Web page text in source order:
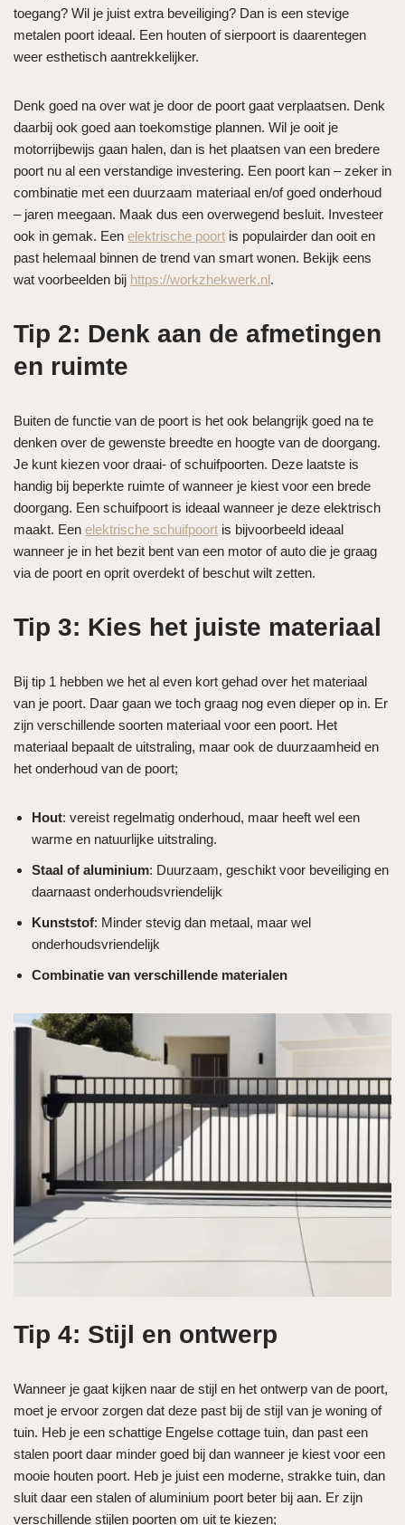
toegang? Wil je juist extra beveiliging? Dan is een stevige
metalen poort ideaal. Een houten of sierpoort is daarentegen
weer esthetisch aantrekkelijker.
Denk goed na over wat je door de poort gaat verplaatsen. Denk
daarbij ook goed aan toekomstige plannen. Wil je ooit je
motorrijbewijs gaan halen, dan is het plaatsen van een bredere
poort nu al een verstandige investering. Een poort kan – zeker in
combinatie met een duurzaam materiaal en/of goed onderhoud
– jaren meegaan. Maak dus een overwegend besluit. Investeer
ook in gemak. Een elektrische poort is populairder dan ooit en
past helemaal binnen de trend van smart wonen. Bekijk eens
wat voorbeelden bij https://workzhekwerk.nl.
Tip 2: Denk aan de afmetingen
en ruimte
Buiten de functie van de poort is het ook belangrijk goed na te
denken over de gewenste breedte en hoogte van de doorgang.
Je kunt kiezen voor draai- of schuifpoorten. Deze laatste is
handig bij beperkte ruimte of wanneer je kiest voor een brede
doorgang. Een schuifpoort is ideaal wanneer je deze elektrisch
maakt. Een elektrische schuifpoort is bijvoorbeeld ideaal
wanneer je in het bezit bent van een motor of auto die je graag
via de poort en oprit overdekt of beschut wilt zetten.
Tip 3: Kies het juiste materiaal
Bij tip 1 hebben we het al even kort gehad over het materiaal
van je poort. Daar gaan we toch graag nog even dieper op in. Er
zijn verschillende soorten materiaal voor een poort. Het
materiaal bepaalt de uitstraling, maar ook de duurzaamheid en
het onderhoud van de poort;
Hout: vereist regelmatig onderhoud, maar heeft wel een
warme en natuurlijke uitstraling.
Staal of aluminium: Duurzaam, geschikt voor beveiliging en
daarnaast onderhoudsvriendelijk
Kunststof: Minder stevig dan metaal, maar wel
onderhoudsvriendelijk
Combinatie van verschillende materialen
Tip 4: Stijl en ontwerp
Wanneer je gaat kijken naar de stijl en het ontwerp van de poort,
moet je ervoor zorgen dat deze past bij de stijl van je woning of
tuin. Heb je een schattige Engelse cottage tuin, dan past een
stalen poort daar minder goed bij dan wanneer je kiest voor een
mooie houten poort. Heb je juist een moderne, strakke tuin, dan
sluit daar een stalen of aluminium poort beter bij aan. Er zijn
verschillende stijlen poorten om uit te kiezen;